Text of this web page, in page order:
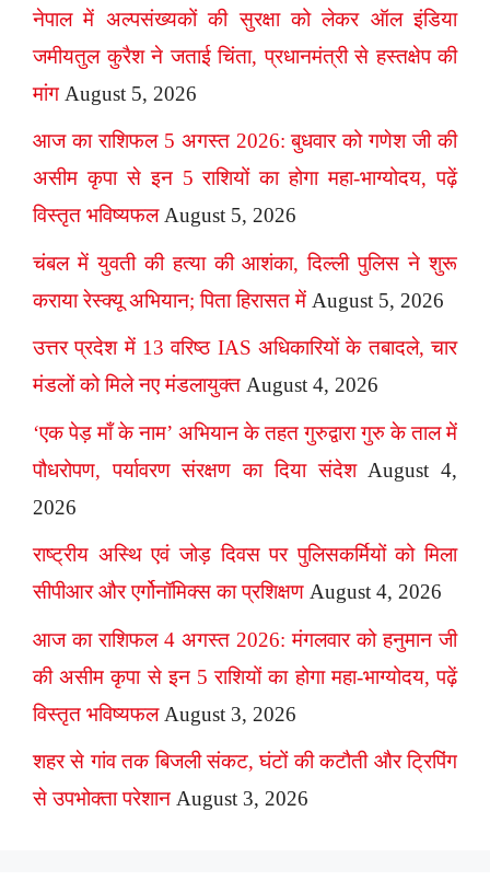
नेपाल में अल्पसंख्यकों की सुरक्षा को लेकर ऑल इंडिया
जमीयतुल कुरैश ने जताई चिंता, प्रधानमंत्री से हस्तक्षेप की
मांग August 5, 2026
आज का राशिफल 5 अगस्त 2026: बुधवार को गणेश जी की
असीम कृपा से इन 5 राशियों का होगा महा-भाग्योदय, पढ़ें
विस्तृत भविष्यफल August 5, 2026
चंबल में युवती की हत्या की आशंका, दिल्ली पुलिस ने शुरू
कराया रेस्क्यू अभियान; पिता हिरासत में August 5, 2026
उत्तर प्रदेश में 13 वरिष्ठ IAS अधिकारियों के तबादले, चार
मंडलों को मिले नए मंडलायुक्त August 4, 2026
‘एक पेड़ माँ के नाम’ अभियान के तहत गुरुद्वारा गुरु के ताल में
पौधरोपण, पर्यावरण संरक्षण का दिया संदेश August 4,
2026
राष्ट्रीय अस्थि एवं जोड़ दिवस पर पुलिसकर्मियों को मिला
सीपीआर और एर्गोनॉमिक्स का प्रशिक्षण August 4, 2026
आज का राशिफल 4 अगस्त 2026: मंगलवार को हनुमान जी
की असीम कृपा से इन 5 राशियों का होगा महा-भाग्योदय, पढ़ें
विस्तृत भविष्यफल August 3, 2026
शहर से गांव तक बिजली संकट, घंटों की कटौती और ट्रिपिंग
से उपभोक्ता परेशान August 3, 2026